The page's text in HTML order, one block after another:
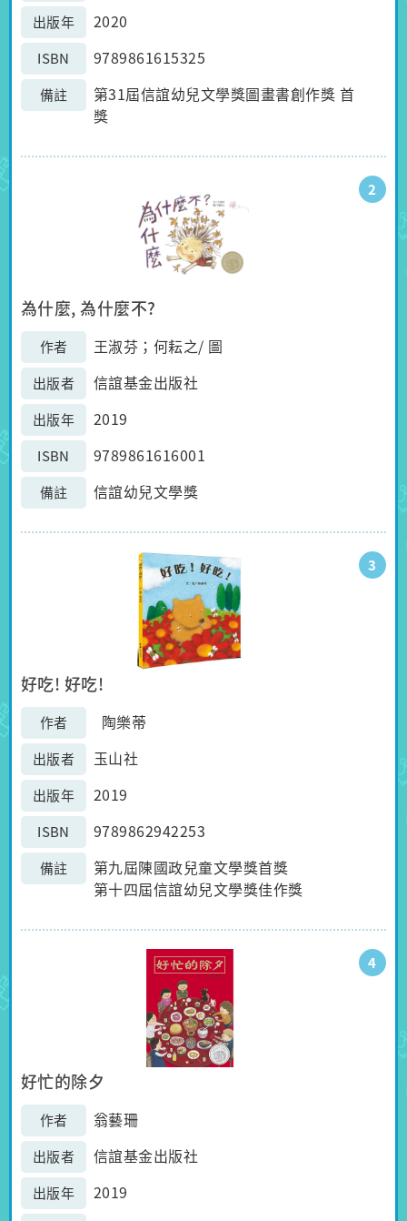
出版年 2020
ISBN 9789861615325
備註
第31屆信誼幼兒文學獎圖畫書創作獎 首
獎
2
為什麼, 為什麼不?
作者 王淑芬；何耘之/ 圖
出版者 信誼基金出版社
出版年 2019
ISBN 9789861616001
備註 信誼幼兒文學獎
3
好吃! 好吃!
作者 陶樂蒂
出版者 玉山社
出版年 2019
ISBN 9789862942253
備註
第九屆陳國政兒童文學獎首獎
第十四屆信誼幼兒文學獎佳作獎
4
好忙的除夕
作者 翁藝珊
出版者 信誼基金出版社
出版年 2019